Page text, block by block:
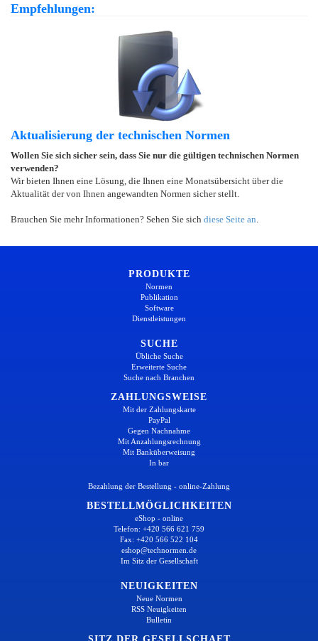
Empfehlungen:
Aktualisierung der technischen Normen
Wollen Sie sich sicher sein, dass Sie nur die gültigen technischen Normen
verwenden?
Wir bieten Ihnen eine Lösung, die Ihnen eine Monatsübersicht über die
Aktualität der von Ihnen angewandten Normen sicher stellt.
Brauchen Sie mehr Informationen? Sehen Sie sich diese Seite an
PRODUKTE
Normen
Publikation
Software
Dienstleistungen
SUCHE
Übliche Suche
Erweiterte Suche
Suche nach Branchen
ZAHLUNGSWEISE
Mit der Zahlungskarte
PayPal
Gegen Nachnahme
Mit Anzahlungsrechnung
Mit Banküberweisung
In bar
Bezahlung der Bestellung - online-Zahlung
BESTELLMÖGLICHKEITEN
eShop - online
Telefon: +420 566 621 759
Fax: +420 566 522 104
eshop@technormen.de
Im Sitz der Gesellschaft
NEUIGKEITEN
Neue Normen
RSS Neuigkeiten
Bulletin